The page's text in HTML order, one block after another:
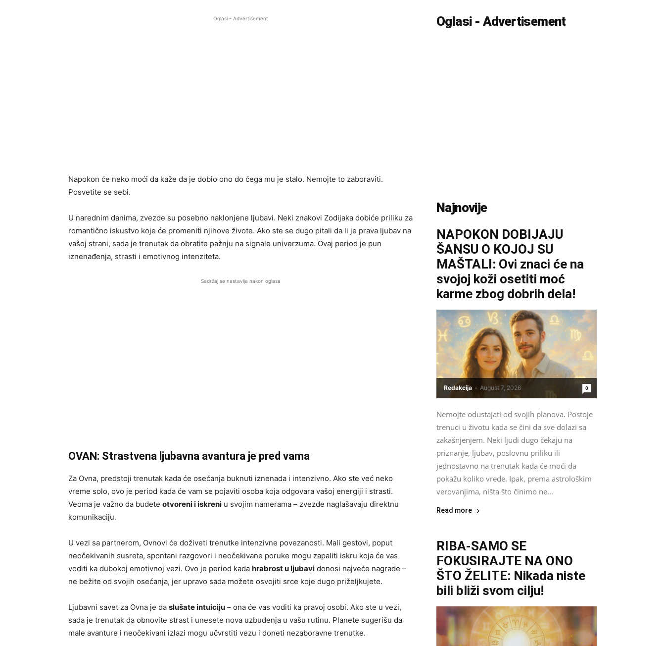
Oglasi - Advertisement
Napokon će neko moći da kaže da je dobio ono do čega mu je stalo. Nemojte to zaboraviti.
Posvetite se sebi.
U narednim danima, zvezde su posebno naklonjene ljubavi. Neki znakovi Zodijaka dobiće priliku za
romantično iskustvo koje će promeniti njihove živote. Ako ste se dugo pitali da li je prava ljubav na
vašoj strani, sada je trenutak da obratite pažnju na signale univerzuma. Ovaj period je pun
iznenađenja, strasti i emotivnog intenziteta.
Sadržaj se nastavlja nakon oglasa
OVAN: Strastvena ljubavna avantura je pred vama
Za Ovna, predstoji trenutak kada će osećanja buknuti iznenada i intenzivno. Ako ste već neko
vreme solo, ovo je period kada će vam se pojaviti osoba koja odgovara vašoj energiji i strasti.
Veoma je važno da budete otvoreni i iskreni u svojim namerama – zvezde naglašavaju direktnu
komunikaciju.
U vezi sa partnerom, Ovnovi će doživeti trenutke intenzivne povezanosti. Mali gestovi, poput
neočekivanih susreta, spontani razgovori i neočekivane poruke mogu zapaliti iskru koja će vas
voditi ka dubokoj emotivnoj vezi. Ovo je period kada hrabrost u ljubavi donosi najveće nagrade –
ne bežite od svojih osećanja, jer upravo sada možete osvojiti srce koje dugo priželjkujete.
Ljubavni savet za Ovna je da slušate intuiciju – ona će vas voditi ka pravoj osobi. Ako ste u vezi,
sada je trenutak da obnovite strast i unesete nova uzbuđenja u vašu rutinu. Planete sugerišu da
male avanture i neočekivani izlazi mogu učvrstiti vezu i doneti nezaboravne trenutke.
Oglasi - Advertisement
Najnovije
NAPOKON DOBIJAJU
ŠANSU O KOJOJ SU
MAŠTALI: Ovi znaci će na
svojoj koži osetiti moć
karme zbog dobrih dela!
Redakcija - August 7, 2026 0
Nemojte odustajati od svojih planova. Postoje
trenuci u životu kada se čini da sve dolazi sa
zakašnjenjem. Neki ljudi dugo čekaju na
priznanje, ljubav, poslovnu priliku ili
jednostavno na trenutak kada će moći da
pokažu koliko vrede. Ipak, prema astrološkim
verovanjima, ništa što činimo ne...
Read more
RIBA-SAMO SE
FOKUSIRAJTE NA ONO
ŠTO ŽELITE: Nikada niste
bili bliži svom cilju!